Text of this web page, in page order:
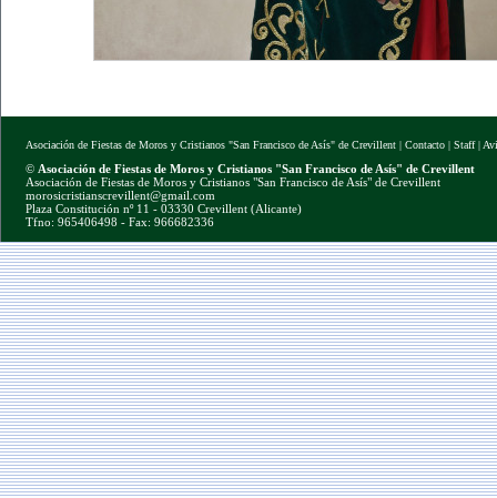
Asociación de Fiestas de Moros y Cristianos "San Francisco de Asís" de Crevillent | Contacto | Staff|
© Asociación de Fiestas de Moros y Cristianos "San Francisco de Asís" de Crevillent
Asociación de Fiestas de Moros y Cristianos "San Francisco de Asís" de Crevillent
morosicristianscrevillent@gmail.com
Plaza Constitución nº 11 - 03330 Crevillent (Alicante)
Tfno: 965406498 - Fax: 966682336